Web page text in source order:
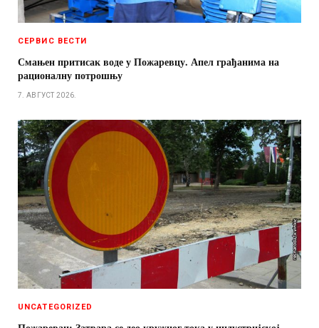
СЕРВИС ВЕСТИ
Смањен притисак воде у Пожаревцу. Апел грађанима на
рационалну потрошњу
7. АВГУСТ 2026.
UNCATEGORIZED